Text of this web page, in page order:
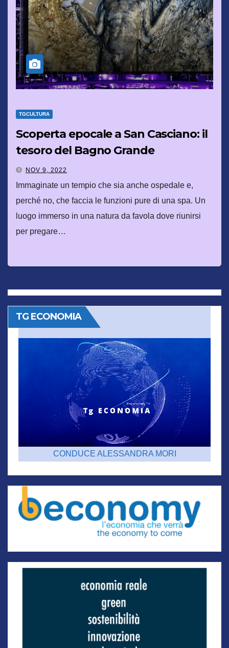
TGCULTURA
Scoperta epocale a San Casciano: il
tesoro del Bagno Grande
NOV 9, 2022
Immaginate un tempio che sia anche ospedale e,
perché no, che faccia le funzioni pure di una spa. Un
luogo immerso in una natura da favola dove riunirsi
per pregare…
TG ECONOMIA
CONDUCE ALESSANDRA MORI